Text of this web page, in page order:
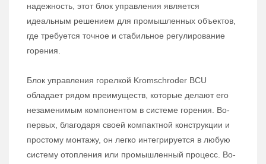
надежность, этот блок управления является
идеальным решением для промышленных объектов,
где требуется точное и стабильное регулирование
горения.
Блок управления горелкой Kromschroder BCU
обладает рядом преимуществ, которые делают его
незаменимым компонентом в системе горения. Во-
первых, благодаря своей компактной конструкции и
простому монтажу, он легко интегрируется в любую
систему отопления или промышленный процесс. Во-